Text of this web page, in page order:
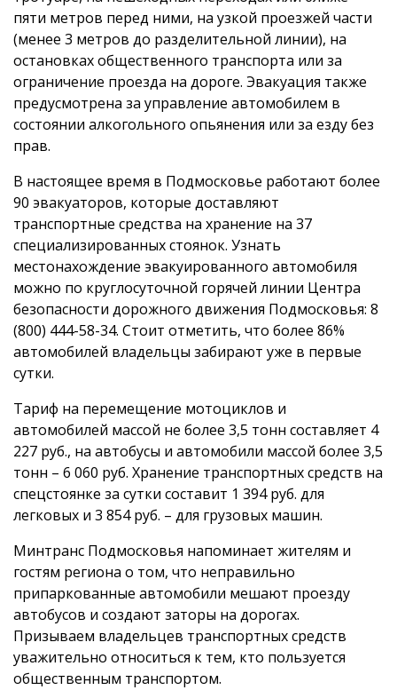
пяти метров перед ними, на узкой проезжей части
(менее 3 метров до разделительной линии), на
остановках общественного транспорта или за
ограничение проезда на дороге. Эвакуация также
предусмотрена за управление автомобилем в
состоянии алкогольного опьянения или за езду без
прав.
В настоящее время в Подмосковье работают более
90 эвакуаторов, которые доставляют
транспортные средства на хранение на 37
специализированных стоянок. Узнать
местонахождение эвакуированного автомобиля
можно по круглосуточной горячей линии Центра
безопасности дорожного движения Подмосковья: 8
(800) 444-58-34. Стоит отметить, что более 86%
автомобилей владельцы забирают уже в первые
сутки.
Тариф на перемещение мотоциклов и
автомобилей массой не более 3,5 тонн составляет 4
227 руб., на автобусы и автомобили массой более 3,5
тонн – 6 060 руб. Хранение транспортных средств на
спецстоянке за сутки составит 1 394 руб. для
легковых и 3 854 руб. – для грузовых машин.
Минтранс Подмосковья напоминает жителям и
гостям региона о том, что неправильно
припаркованные автомобили мешают проезду
автобусов и создают заторы на дорогах.
Призываем владельцев транспортных средств
уважительно относиться к тем, кто пользуется
общественным транспортом.